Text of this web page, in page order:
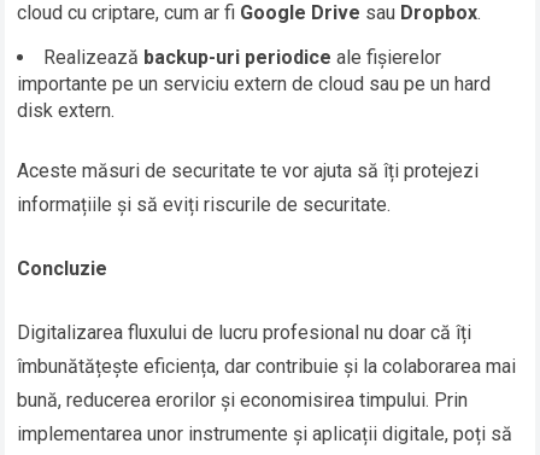
cloud cu criptare, cum ar fi Google Drive sau Dropbox.
Realizează backup-uri periodice ale fișierelor
importante pe un serviciu extern de cloud sau pe un hard
disk extern.
Aceste măsuri de securitate te vor ajuta să îți protejezi
informațiile și să eviți riscurile de securitate.
Concluzie
Digitalizarea fluxului de lucru profesional nu doar că îți
îmbunătățește eficiența, dar contribuie și la colaborarea mai
bună, reducerea erorilor și economisirea timpului. Prin
implementarea unor instrumente și aplicații digitale, poți să